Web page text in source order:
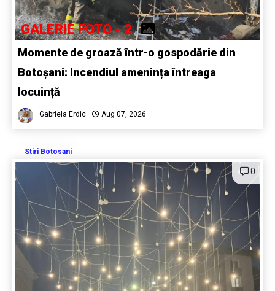
GALERIE FOTO - 2
Momente de groază într-o gospodărie din
Botoșani: Incendiul amenința întreaga
locuință
Gabriela Erdic Aug 07, 2026
Stiri Botosani
0